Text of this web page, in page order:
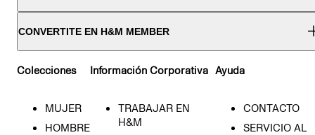
CONVERTITE EN H&M MEMBER
Colecciones
MUJER
HOMBRE
Información Corporativa
TRABAJAR EN
H&M
Ayuda
CONTACTO
SERVICIO AL